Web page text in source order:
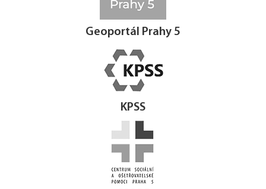
Geoportál Prahy 5
KPSS